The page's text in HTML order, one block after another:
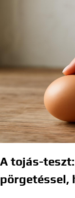
A tojás-
pörgetéssel,